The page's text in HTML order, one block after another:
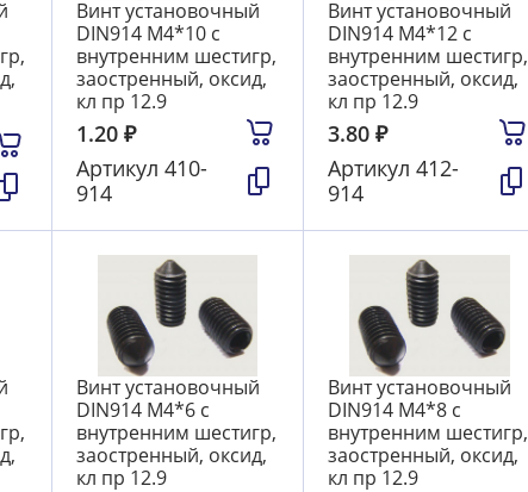
Винт установочный
DIN914 М4*10 с
внутренним шестигр,
заостренный, оксид,
кл пр 12.9
1.20 ₽
Артикул 410-
914
Винт установочный
DIN914 М4*12 с
внутренним шестигр,
заостренный, оксид,
кл пр 12.9
3.80₽
Артикул412-
914
Винт установочный
DIN914 М4*6 с
внутренним шестигр,
заостренный, оксид,
кл пр 12.9
Винт установочный
DIN914 М4*8 с
внутренним шестигр,
заостренный, оксид,
кл пр 12.9